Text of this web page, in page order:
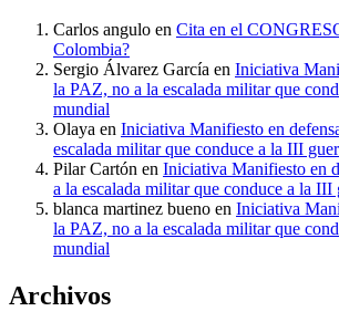
Carlos angulo en Cita en el
Colombia?
Sergio Álvarez García en Iniciativa
la PAZ, no a la escalada militar que
mundial
Olaya en Iniciativa Manifiesto en
escalada militar que conduce a la III
Pilar Cartón en Iniciativa Manifiesto en
a la escalada militar que conduce a la III
blanca martinez bueno en Iniciativa
la PAZ, no a la escalada militar que
mundial
Archivos